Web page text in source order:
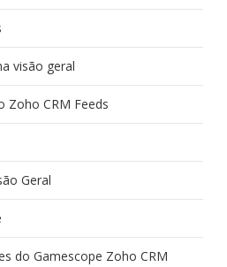
visão geral
Zoho CRM Feeds
Geral
do Gamescope Zoho CRM